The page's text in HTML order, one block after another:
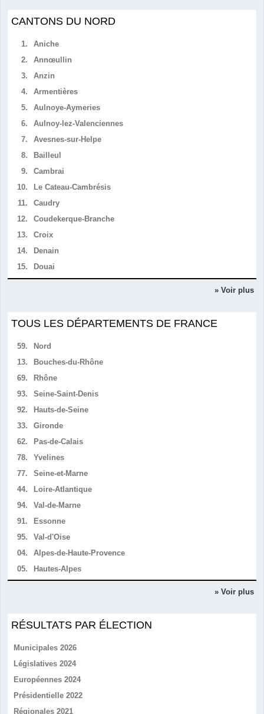
CANTONS DU NORD
1.
Aniche
2.
Annœullin
3.
Anzin
4.
Armentières
5.
Aulnoye-Aymeries
6.
Aulnoy-lez-Valenciennes
7.
Avesnes-sur-Helpe
8.
Bailleul
9.
Cambrai
10.
Le Cateau-Cambrésis
11.
Caudry
12.
Coudekerque-Branche
13.
Croix
14.
Denain
15.
Douai
» Voir plus
TOUS LES DÉPARTEMENTS DE FRANCE
59.
Nord
13.
Bouches-du-Rhône
69.
Rhône
93.
Seine-Saint-Denis
92.
Hauts-de-Seine
33.
Gironde
62.
Pas-de-Calais
78.
Yvelines
77.
Seine-et-Marne
44.
Loire-Atlantique
94.
Val-de-Marne
91.
Essonne
95.
Val-d'Oise
04.
Alpes-de-Haute-Provence
05.
Hautes-Alpes
» Voir plus
RÉSULTATS PAR ÉLECTION
Municipales 2026
Législatives 2024
Européennes 2024
Présidentielle 2022
Régionales 2021